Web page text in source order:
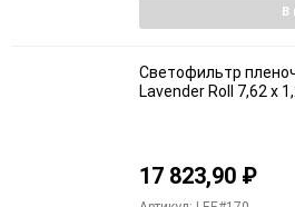
В
Светофильтр
Lavender Roll 7,62 x
17 823,90 ₽